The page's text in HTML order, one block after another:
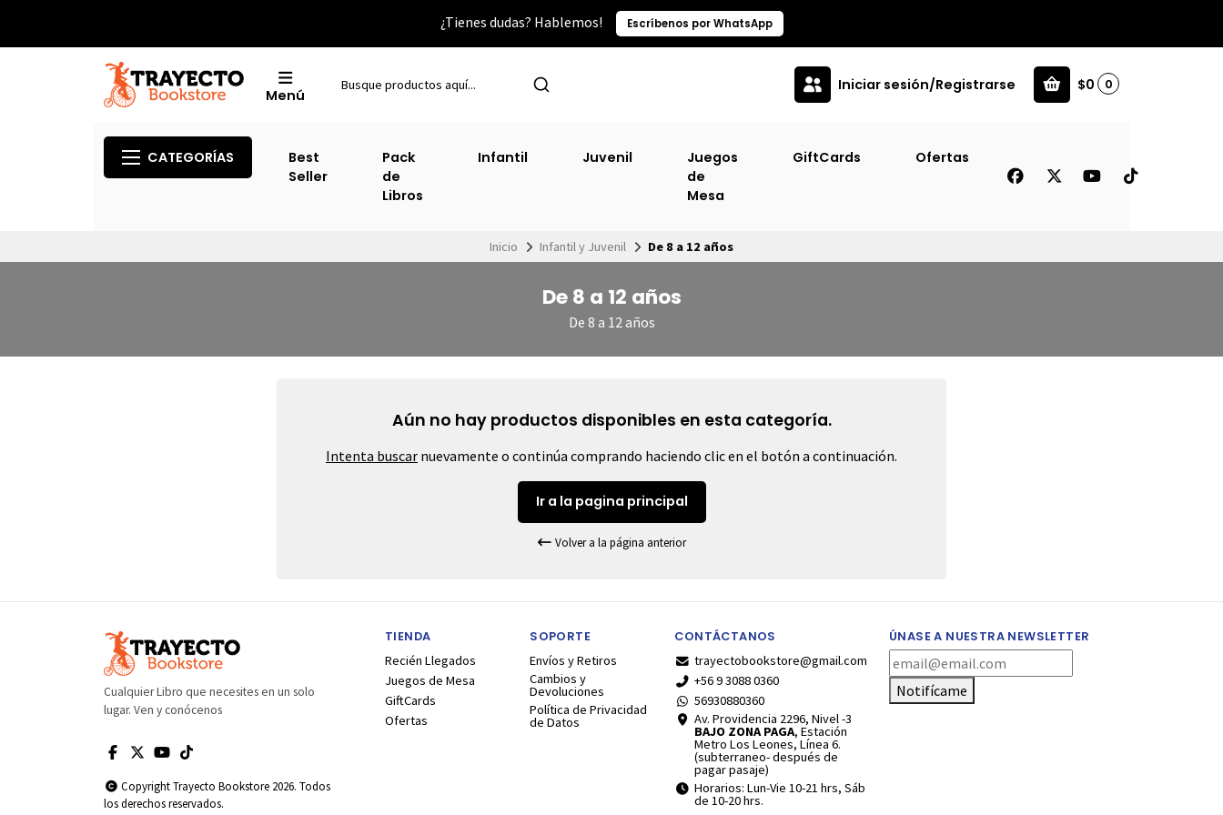
¿Tienes dudas? Hablemos! Escríbenos por WhatsApp
Menú
Iniciar sesión/Registrarse $0 0
CATEGORÍAS
Best
Seller
Pack
de
Libros
Infantil Juvenil
Juegos
de
Mesa
GiftCards Ofertas
Inicio Infantil y Juvenil De 8 a 12 años
De 8 a 12 años
De 8 a 12 años
Aún no hay productos disponibles en esta categoría.
Intenta buscar nuevamente o continúa comprando haciendo clic en el botón a continuación.
Ir a la pagina principal
Volver a la página anterior
Cualquier Libro que necesites en un solo
lugar. Ven y conócenos
Copyright Trayecto Bookstore 2026. Todos
los derechos reservados.
TIENDA
Recién Llegados
Juegos de Mesa
GiftCards
Ofertas
SOPORTE
Envíos y Retiros
Cambios y
Devoluciones
Política de Privacidad
de Datos
CONTÁCTANOS
trayectobookstore@gmail.com
+56 9 3088 0360
56930880360
Av. Providencia 2296, Nivel -3
BAJO ZONA PAGA, Estación
Metro Los Leones, Línea 6.
(subterraneo- después de
pagar pasaje)
Horarios: Lun-Vie 10-21 hrs, Sáb
de 10-20 hrs.
ÚNASE A NUESTRA NEWSLETTER
Notifícame